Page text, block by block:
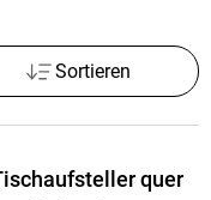
Sortieren
quer